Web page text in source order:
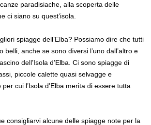
paradisiache, alla scoperta delle
ci siano su quest’isola.
spiagge dell’Elba? Possiamo dire che tutti
belli, anche se sono diversi l’uno dall’altro e
dell’Isola d’Elba. Ci sono spiagge di
piccole calette quasi selvagge e
cui l’Isola d’Elba merita di essere tutta
consigliarvi alcune delle spiagge note per la